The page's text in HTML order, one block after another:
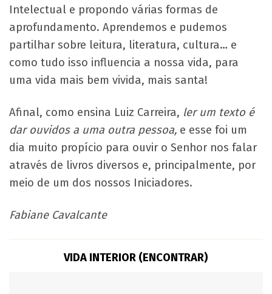
Intelectual e propondo várias formas de
aprofundamento. Aprendemos e pudemos
partilhar sobre leitura, literatura, cultura… e
como tudo isso influencia a nossa vida, para
uma vida mais bem vivida, mais santa!
Afinal, como ensina Luiz Carreira, ler um texto é
dar ouvidos a uma outra pessoa, e esse foi um
dia muito propício para ouvir o Senhor nos falar
através de livros diversos e, principalmente, por
meio de um dos nossos Iniciadores.
Fabiane Cavalcante
VIDA INTERIOR (ENCONTRAR)